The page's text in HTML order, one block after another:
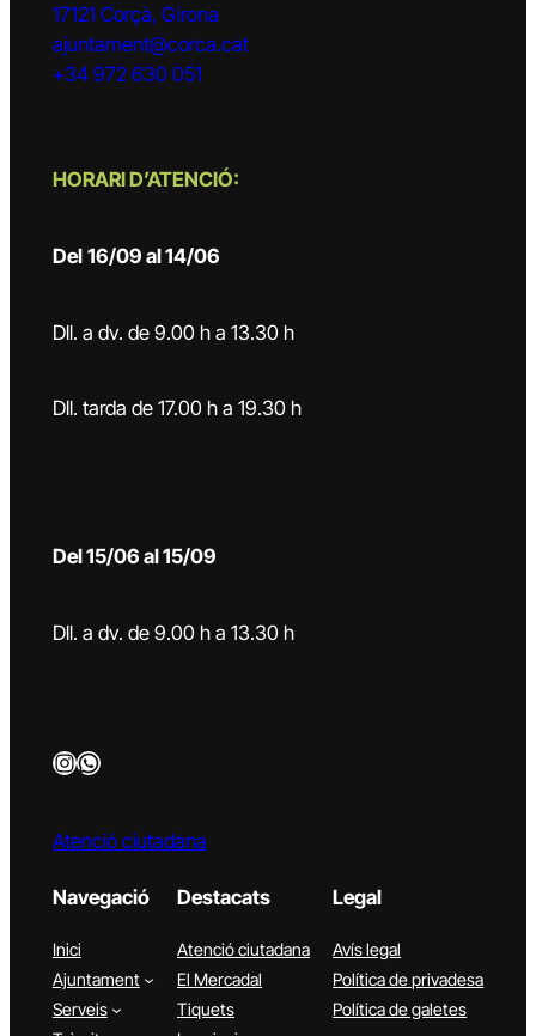
17121 Corçà, Girona
ajuntament@corca.cat
+34 972 630 051
HORARI D’ATENCIÓ:
Del 16/09 al 14/06
Dll. a dv. de 9.00 h a 13.30 h
Dll. tarda de 17.00 h a 19.30 h
Del 15/06 al 15/09
Dll. a dv. de 9.00 h a 13.30 h
InstagramWhatsApp
Atenció ciutadana
Navegació
Inici
Ajuntament
Serveis
Destacats
Atenció ciutadana
El Mercadal
Tiquets
Legal
Avís legal
Política de privadesa
Política de galetes